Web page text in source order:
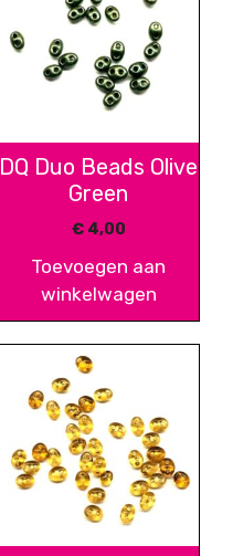
DQ Duo Beads Olive
Green
€4,00
Toevoegen aan
winkelwagen